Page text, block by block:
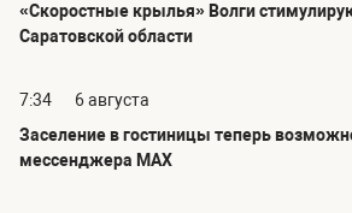
«Скоростные крылья» Волги
Саратовской области
7:34
6 августа
Заселение в гостиницы теперь
мессенджера MAX